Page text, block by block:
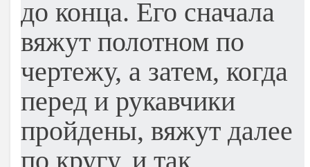
до конца. Его сначала
вяжут полотном по
чертежу, а затем, когда
перед и рукавчики
пройдены, вяжут далее
по кругу, и так